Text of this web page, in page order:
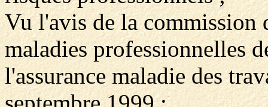
Vu l'avis de la commission
maladies professionnelles
l'assurance maladie des